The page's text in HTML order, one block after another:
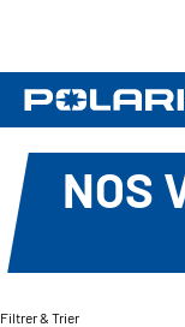
NOS
Filtrer & Trier